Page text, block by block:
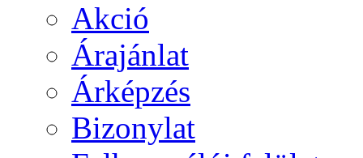
Akció
Árajánlat
Árképzés
Bizonylat